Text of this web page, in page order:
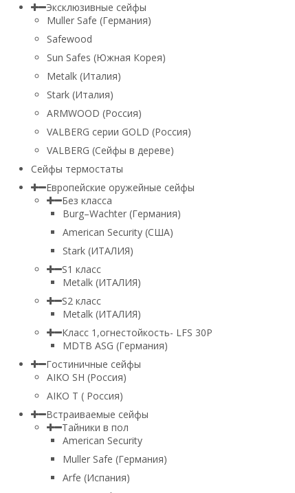
Эксклюзивные сейфы
Muller Safe (Германия)
Safewood
Sun Safes (Южная Корея)
Metalk (Италия)
Stark (Италия)
ARMWOOD (Россия)
VALBERG серии GOLD (Россия)
VALBERG (Сейфы в дереве)
Сейфы термостаты
Европейские оружейные сейфы
Без класса
Burg–Wachter (Германия)
American Security (США)
Stark (ИТАЛИЯ)
S1 класс
Metalk (ИТАЛИЯ)
S2 класс
Metalk (ИТАЛИЯ)
Класс 1,огнестойкость- LFS 30P
MDTB ASG (Германия)
Гостиничные сейфы
AIKO SH (Россия)
AIKO Т ( Россия)
Встраиваемые сейфы
Тайники в пол
American Security
Muller Safe (Германия)
Arfe (Испания)